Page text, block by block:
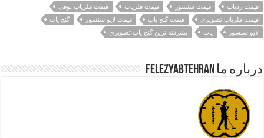
قیمت ردیاب
قیمت سنسور قیمت فلزیاب
قیمت فلزیاب بوقی
قیمت فلزیاب تصویری
قیمت گنج یاب قیمت لایو سنسور
گنج یاب
لایو سنسور
یاب یشرفته ترین گنج یاب تصویری
درباره ما felezyabtehran